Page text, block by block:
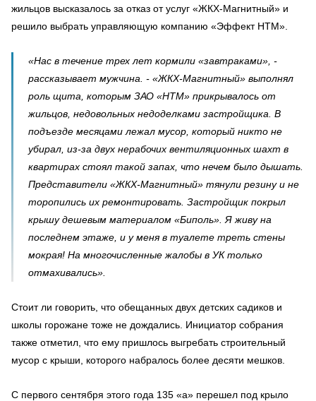
жильцов высказалось за отказ от услуг «ЖКХ-Магнитный» и
решило выбрать управляющую компанию «Эффект НТМ».
«Нас в течение трех лет кормили «завтраками», -
рассказывает мужчина. - «ЖКХ-Магнитный» выполнял
роль щита, которым ЗАО «НТМ» прикрывалось от
жильцов, недовольных недоделками застройщика. В
подъезде месяцами лежал мусор, который никто не
убирал, из-за двух нерабочих вентиляционных шахт в
квартирах стоял такой запах, что нечем было дышать.
Представители «ЖКХ-Магнитный» тянули резину и не
торопились их ремонтировать. Застройщик покрыл
крышу дешевым материалом «Биполь». Я живу на
последнем этаже, и у меня в туалете треть стены
мокрая! На многочисленные жалобы в УК только
отмахивались».
Стоит ли говорить, что обещанных двух детских садиков и
школы горожане тоже не дождались. Инициатор собрания
также отметил, что ему пришлось выгребать строительный
мусор с крыши, которого набралось более десяти мешков.
С первого сентября этого года 135 «а» перешел под крыло